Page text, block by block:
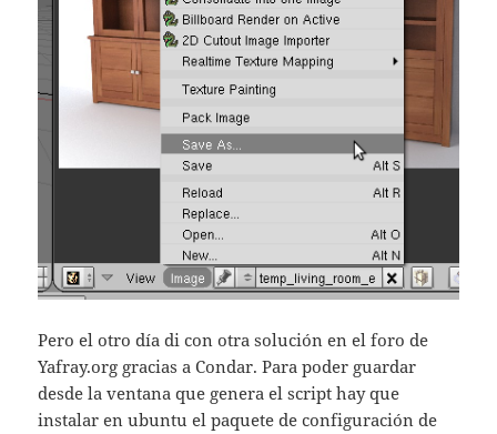
Pero el otro día di con otra solución en el foro de
Yafray.org gracias a Condar. Para poder guardar
desde la ventana que genera el script hay que
instalar en ubuntu el paquete de configuración de